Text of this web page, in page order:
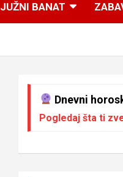
JUŽNI BANAT
Dnevni
Pogledaj šta ti